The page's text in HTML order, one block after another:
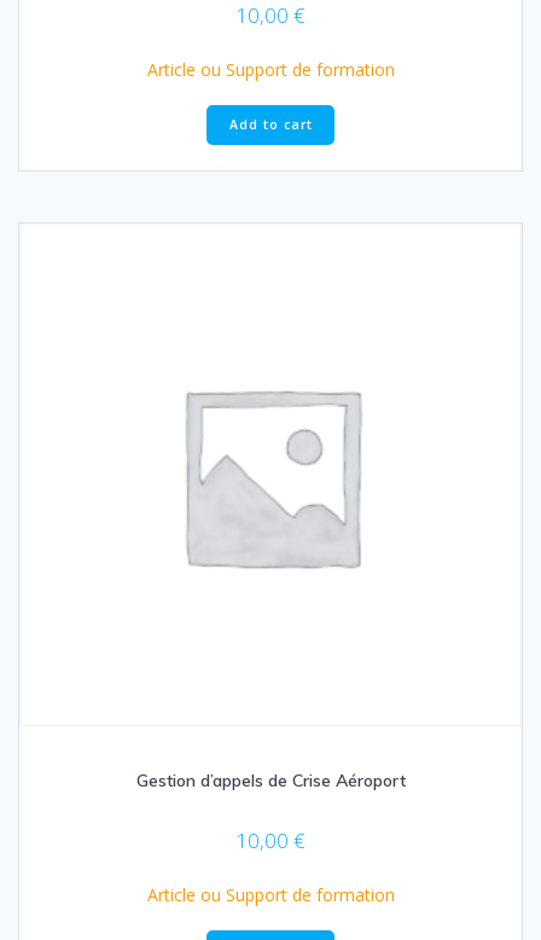
10,00 €
Article ou Support de formation
Add to cart
Gestion d’appels de Crise Aéroport
10,00 €
Article ou Support de formation